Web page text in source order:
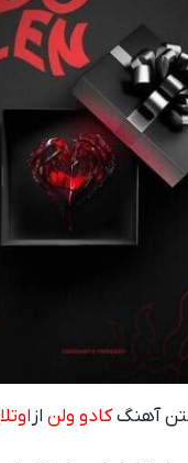
آهنگکادو ولن از